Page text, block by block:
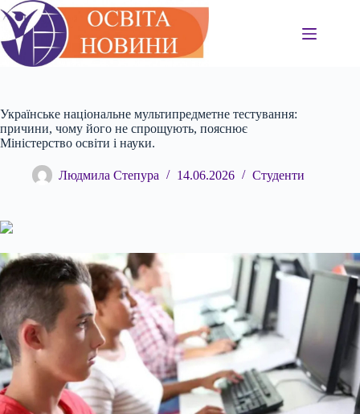
Перейти
до
вмісту
Українське національне мультипредметне тестування:
причини, чому його не спрощують, пояснює
Міністерство освіти і науки.
Людмила Степура 14.06.2026 Студенти